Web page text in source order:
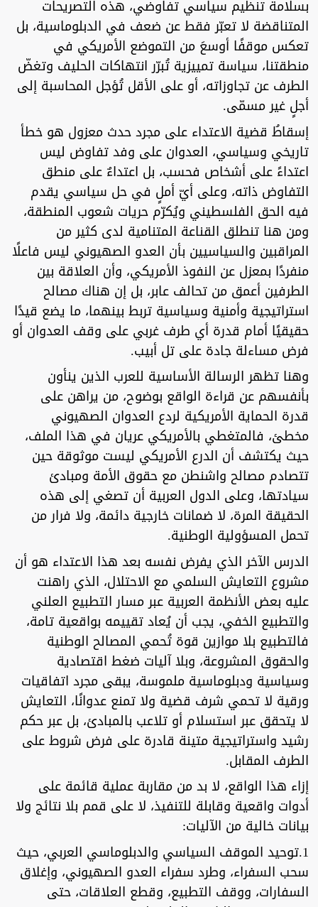
بسلامة تنظيم سياسي تفاوضي، هذه التصريحات
المتناقضة لا تعبّر فقط عن ضعف في الدبلوماسية، بل
تعكس موقفًا أوسعَ من التموضع الأمريكي في
منطقتنا، سياسة تمييزية تُبرّر انتهاكات الحليف وتغضّ
الطرف عن تجاوزاته، أو على الأقل تُؤجل المحاسبة إلى
أجلٍ غير مسمّى.
إسقاطُ قضية الاعتداء على مجرد حدث معزول هو خطأ
تاريخي وسياسي، العدوان على وفد تفاوض ليس
اعتداءً على أشخاص فحسب، بل اعتداءٌ على منطق
التفاوض ذاته، وعلى أيّ أملٍ في حل سياسي يقدم
فيه الحق الفلسطيني ويُكرّم حريات شعوب المنطقة،
ومن هنا تنطلق القناعة المتنامية لدى كثير من
المراقبين والسياسيين بأن العدو الصهيوني ليس فاعلًا
منفردًا بمعزل عن النفوذ الأمريكي، وأن العلاقة بين
الطرفين أعمق من تحالف عابر، بل إن هناك مصالح
استراتيجية وأمنية وسياسية تربط بينهما، ما يضع قيدًا
حقيقيًا أمام قدرة أي طرف غربي على وقف العدوان أو
فرض مساءلة جادة على تل أبيب.
وهنا تظهر الرسالة الأساسية للعرب الذين ينأون
بأنفسهم عن قراءة الواقع بوضوح، من يراهن على
قدرة الحماية الأمريكية لردع العدوان الصهيوني
مخطئ، فالمتغطي بالأمريكي عريان في هذا الملف،
حيث يكتشف أن الدرع الأمريكي ليست موثوقة حين
تتصادم مصالح واشنطن مع حقوق الأمة ومبادئ
سيادتها، وعلى الدول العربية أن تصغي إلى هذه
الحقيقة المرة، لا ضمانات خارجية دائمة، ولا فرار من
تحمل المسؤولية الوطنية.
الدرس الآخر الذي يفرض نفسه بعد هذا الاعتداء هو أن
مشروع التعايش السلمي مع الاحتلال، الذي راهنت
عليه بعض الأنظمة العربية عبر مسار التطبيع العلني
والتطبيع الخفي، يجب أن يُعاد تقييمه بواقعية تامة،
فالتطبيع بلا موازين قوة تُحمي المصالح الوطنية
والحقوق المشروعة، وبلا آليات ضغط اقتصادية
وسياسية ودبلوماسية ملموسة، يبقى مجرد اتفاقيات
ورقية لا تحمي شرف قضية ولا تمنع عدوانًا، التعايش
لا يتحقق عبر استسلام أو تلاعب بالمبادئ، بل عبر حكم
رشيد واستراتيجية متينة قادرة على فرض شروط على
الطرف المقابل.
إزاء هذا الواقع، لا بد من مقاربة عملية قائمة على
أدوات واقعية وقابلة للتنفيذ، لا على قمم بلا نتائج ولا
بيانات خالية من الآليات:
1.توحيد الموقف السياسي والدبلوماسي العربي، حيث
سحب السفراء، وطرد سفراء العدو الصهيوني، وإغلاق
السفارات، ووقف التطبيع، وقطع العلاقات، حتى